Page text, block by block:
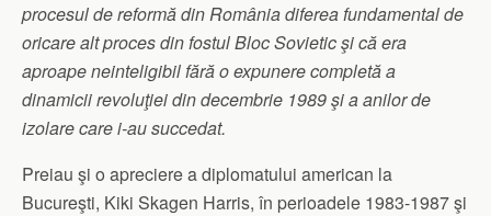
procesul de reformă din România diferea fundamental de
oricare alt proces din fostul Bloc Sovietic şi că era
aproape neinteligibil fără o expunere completă a
dinamicii revoluţiei din decembrie 1989 şi a anilor de
izolare care i-au succedat.
Preiau şi o apreciere a diplomatului american la
Bucureşti, Kiki Skagen Harris, în perioadele 1983-1987 şi